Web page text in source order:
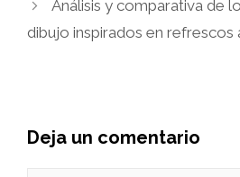
Análisis y comparativa de
dibujo inspirados en refrescos
Deja un comentario